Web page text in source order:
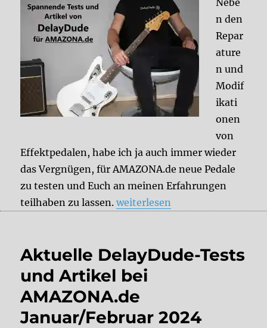
n den
Repar
ature
n und
Modif
ikati
onen
von
Effektpedalen, habe ich ja auch immer wieder
das Vergnügen, für AMAZONA.de neue Pedale
zu testen und Euch an meinen Erfahrungen
teilhaben zu lassen.„Aktuelle DelayDude-Tests
weiterlesen
Aktuelle DelayDude-Tests
und Artikel bei
AMAZONA.de
Januar/Februar 2024